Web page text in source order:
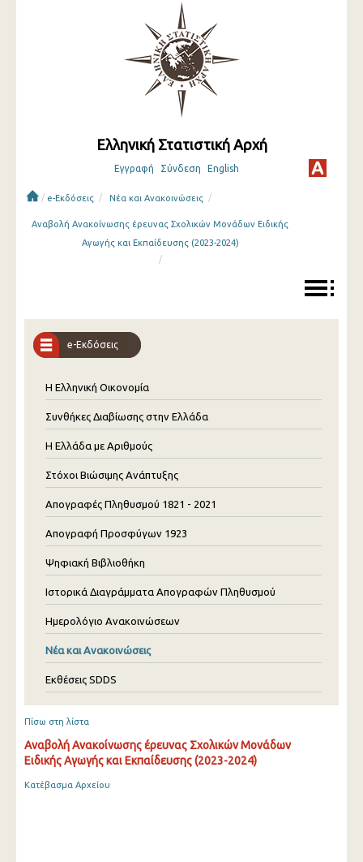
Ελληνική Στατιστική Αρχή
Εγγραφή Σύνδεση English
/ e-Εκδόσεις / Νέα και Ανακοινώσεις /
Αναβολή Ανακοίνωσης έρευνας Σχολικών Μονάδων Ειδικής
Αγωγής και Εκπαίδευσης (2023-2024)
/
e-Εκδόσεις
Η Ελληνική Οικονομία
Συνθήκες Διαβίωσης στην Ελλάδα
Η Ελλάδα με Αριθμούς
Στόχοι Βιώσιμης Ανάπτυξης
Απογραφές Πληθυσμού 1821 - 2021
Απογραφή Προσφύγων 1923
Ψηφιακή Βιβλιοθήκη
Ιστορικά Διαγράμματα Απογραφών Πληθυσμού
Ημερολόγιο Ανακοινώσεων
Νέα και Ανακοινώσεις
Εκθέσεις SDDS
Πίσω στη λίστα
Αναβολή Ανακοίνωσης έρευνας Σχολικών Μονάδων
Ειδικής Αγωγής και Εκπαίδευσης (2023-2024)
Κατέβασμα Αρχείου